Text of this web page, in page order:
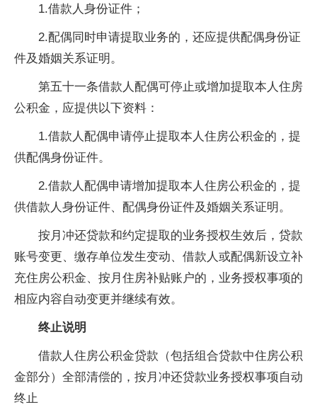
1.借款人身份证件；
2.配偶同时申请提取业务的，还应提供配偶身份证
件及婚姻关系证明。
第五十一条借款人配偶可停止或增加提取本人住房
公积金，应提供以下资料：
1.借款人配偶申请停止提取本人住房公积金的，提
供配偶身份证件。
2.借款人配偶申请增加提取本人住房公积金的，提
供借款人身份证件、配偶身份证件及婚姻关系证明。
按月冲还贷款和约定提取的业务授权生效后，贷款
账号变更、缴存单位发生变动、借款人或配偶新设立补
充住房公积金、按月住房补贴账户的，业务授权事项的
相应内容自动变更并继续有效。
终止说明
借款人住房公积金贷款（包括组合贷款中住房公积
金部分）全部清偿的，按月冲还贷款业务授权事项自动
终止